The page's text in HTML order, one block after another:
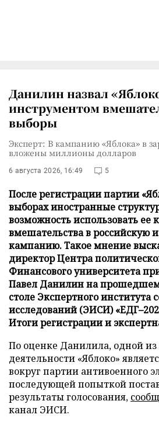
Данилин назвал
инструментом
выборы
Эксперт: В кампанию «Яблока» в
вложены миллионы долларов
6 августа 2026, 16:49 5
После регистрации партии
выборах иностранные
возможность использовать ее
вмешательства в российскую
кампанию. Такое мнение
директор Центра
Финансового университета
Павел Данилин на
столе Экспертного института
исследований (ЭИСИ)
Итоги регистрации и
По оценке Данилила, одной
деятельности «Яблоко»
вокруг партии антивоенного
последующей попыткой
результаты голосования,
канал ЭИСИ.